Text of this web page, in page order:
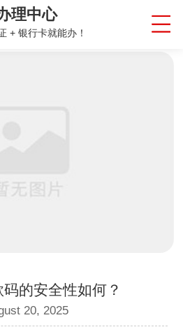
理中心
+ 银行卡就能办！
的安全性如何？
20, 2025